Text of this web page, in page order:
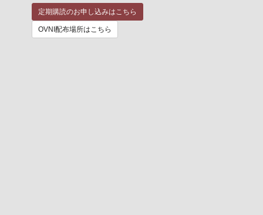
定期購読のお申し込みはこちら
OVNI配布場所はこちら